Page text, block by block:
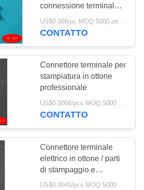
connessione terminale
per fili automatici
CONTATTO
Connettore terminale per
stampiatura in ottone
professionale
US$0.0068/pcs MOQ:5000 pezzi
CONTATTO
Connettore terminale
elettrico in ottone / parti
di stampaggio e
connettore in ottone
US$0.0045/pcs MOQ:5000 pezzi